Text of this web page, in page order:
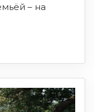
– на